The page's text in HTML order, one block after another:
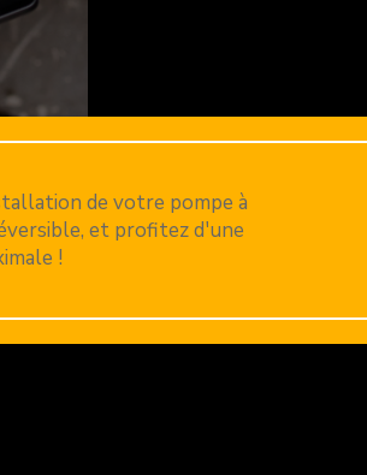
de votre pompe à
et profitez d'une
!